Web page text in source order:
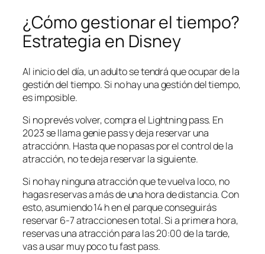
¿Cómo gestionar el tiempo?
Estrategia en Disney
Al inicio del día, un adulto se tendrá que ocupar de la
gestión del tiempo. Si no hay una gestión del tiempo,
es imposible.
Si no prevés volver, compra el Lightning pass. En
2023 se llama genie pass y deja reservar una
atracciónn. Hasta que no pasas por el control de la
atracción, no te deja reservar la siguiente.
Si no hay ninguna atracción que te vuelva loco, no
hagas reservas a más de una hora de distancia. Con
esto, asumiendo 14 h en el parque conseguirás
reservar 6-7 atracciones en total. Si a primera hora,
reservas una atracción para las 20:00 de la tarde,
vas a usar muy poco tu fast pass.